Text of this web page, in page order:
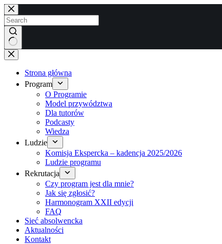
Brak
wyników
Strona główna
Program
O Programie
Model przywództwa
Dla tutorów
Podcasty
Wiedza
Ludzie
Komisja Ekspercka – kadencja 2025/2026
Ludzie programu
Rekrutacja
Czy program jest dla mnie?
Jak się zgłosić?
Harmonogram XXII edycji
FAQ
Sieć absolwencka
Aktualności
Kontakt